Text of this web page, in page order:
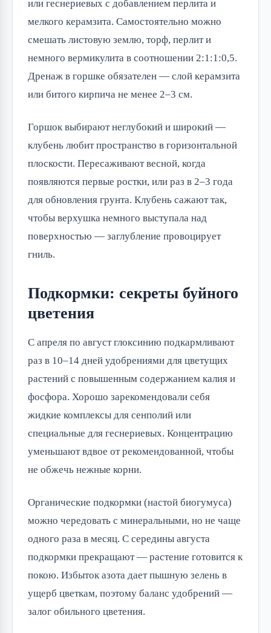
или геснериевых с добавлением перлита и
мелкого керамзита. Самостоятельно можно
смешать листовую землю, торф, перлит и
немного вермикулита в соотношении 2:1:1:0,5.
Дренаж в горшке обязателен — слой керамзита
или битого кирпича не менее 2–3 см.
Горшок выбирают неглубокий и широкий —
клубень любит пространство в горизонтальной
плоскости. Пересаживают весной, когда
появляются первые ростки, или раз в 2–3 года
для обновления грунта. Клубень сажают так,
чтобы верхушка немного выступала над
поверхностью — заглубление провоцирует
гниль.
Подкормки: секреты буйного
цветения
С апреля по август глоксинию подкармливают
раз в 10–14 дней удобрениями для цветущих
растений с повышенным содержанием калия и
фосфора. Хорошо зарекомендовали себя
жидкие комплексы для сенполий или
специальные для геснериевых. Концентрацию
уменьшают вдвое от рекомендованной, чтобы
не обжечь нежные корни.
Органические подкормки (настой биогумуса)
можно чередовать с минеральными, но не чаще
одного раза в месяц. С середины августа
подкормки прекращают — растение готовится к
покою. Избыток азота дает пышную зелень в
ущерб цветкам, поэтому баланс удобрений —
залог обильного цветения.